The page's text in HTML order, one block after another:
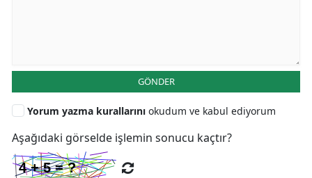
GÖNDER
Yorum yazma kurallarını okudum ve kabul ediyorum
Aşağıdaki görselde işlemin sonucu kaçtır?